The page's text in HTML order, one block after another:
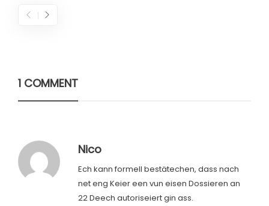
1 COMMENT
Nico
Ech kann formell bestätechen, dass nach
net eng Keier een vun eisen Dossieren an
22 Deech autoriseiert gin ass.